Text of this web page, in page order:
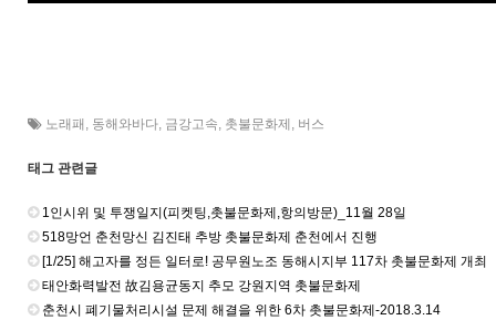
노래패, 동해와바다, 금강고속, 촛불문화제, 버스
태그 관련글
1인시위 및 투쟁일지(피켓팅,촛불문화제,항의방문)_11월 28일
518망언 춘천망신 김진태 추방 촛불문화제 춘천에서 진행
[1/25] 해고자를 정든 일터로! 공무원노조 동해시지부 117차 촛불문화제 개최
태안화력발전 故김용균동지 추모 강원지역 촛불문화제
춘천시 폐기물처리시설 문제 해결을 위한 6차 촛불문화제-2018.3.14